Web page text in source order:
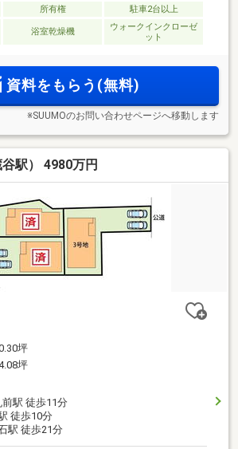
所有権 駐車2台以上
浴室乾燥機
ウォークインクローゼ
ット
資料をもらう(無料)
※SUUMOのお問い合わせページへ移動します
駅） 4980万円
坪
坪
駅 徒歩11分
徒歩10分
駅 徒歩21分